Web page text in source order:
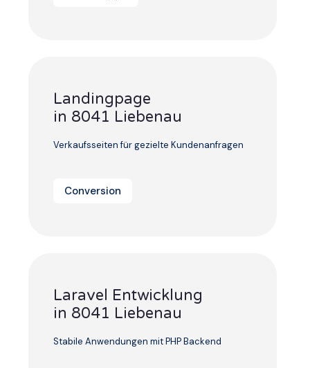
Landingpage
in 8041 Liebenau
Verkaufsseiten für gezielte Kundenanfragen
Conversion
Laravel Entwicklung
in 8041 Liebenau
Stabile Anwendungen mit PHP Backend